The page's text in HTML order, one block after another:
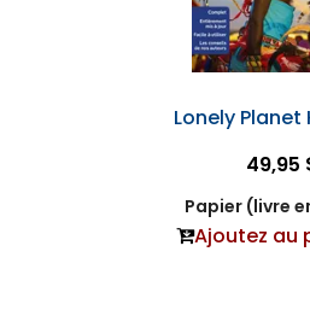
Lonely Planet
49,95
Papier (livre
Ajoutez au